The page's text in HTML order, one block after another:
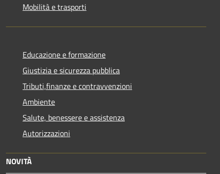
Mobilità e trasporti
Educazione e formazione
Giustizia e sicurezza pubblica
Tributi,finanze e contravvenzioni
Ambiente
Salute, benessere e assistenza
Autorizzazioni
NOVITÀ